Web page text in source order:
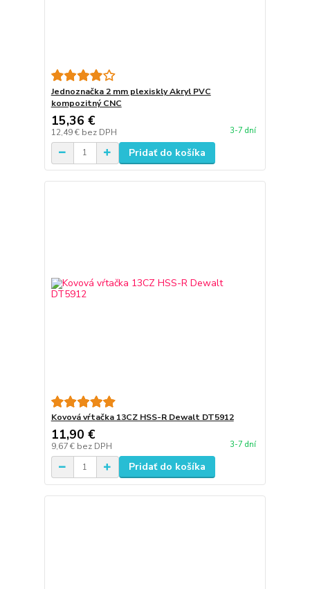
Jednoznačka 2 mm plexiskly Akryl PVC
kompozitný CNC
15,36 €
12,49 € bez DPH 3-7 dní
Pridať do košíka
Kovová vŕtačka 13CZ HSS-R Dewalt DT5912
11,90 €
9,67 € bez DPH 3-7 dní
Pridať do košíka